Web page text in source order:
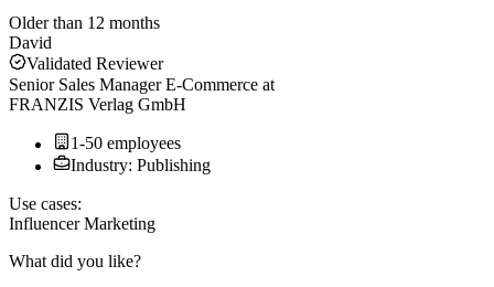
Older than 12 months
David
Validated Reviewer
Senior Sales Manager E-Commerce at
FRANZIS Verlag GmbH
1-50 employees
Industry: Publishing
Use cases:
Influencer Marketing
What did you like?